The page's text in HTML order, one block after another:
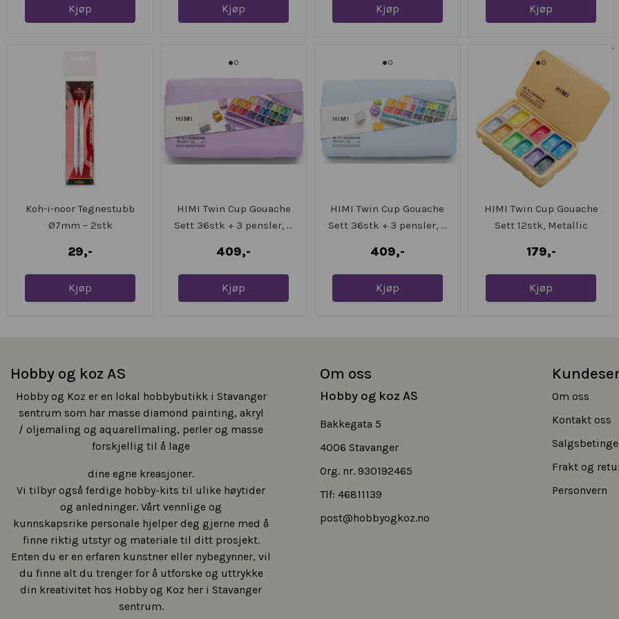
Kjøp Kjøp Kjøp Kjøp
Koh-i-noor Tegnestubb
Ø7mm – 2stk
29,-
Kjøp
HIMI Twin Cup Gouache
Sett 36stk + 3 pensler, ...
409,-
Kjøp
HIMI Twin Cup Gouache
Sett 36stk + 3 pensler, ...
409,-
Kjøp
HIMI Twin Cup Gouache
Sett 12stk, Metallic
179,-
Kjøp
Hobby og koz AS
Hobby og Koz er en lokal hobbybutikk i Stavanger
sentrum som har masse diamond painting, akryl
/ oljemaling og aquarellmaling, perler og masse
forskjellig til å lage
dine egne kreasjoner.
Vi tilbyr også ferdige hobby-kits til ulike høytider
og anledninger. Vårt vennlige og
kunnskapsrike personale hjelper deg gjerne med å
finne riktig utstyr og materiale til ditt prosjekt.
Enten du er en erfaren kunstner eller nybegynner, vil
du finne alt du trenger for å utforske og uttrykke
din kreativitet hos Hobby og Koz her i Stavanger
sentrum.
Om oss
Hobby og koz AS
Bakkegata 5
4006 Stavanger
Org. nr. 930192465
Tlf: 46811139
post@hobbyogkoz.no
Om oss
Kontakt oss
Frakt og
Personvern